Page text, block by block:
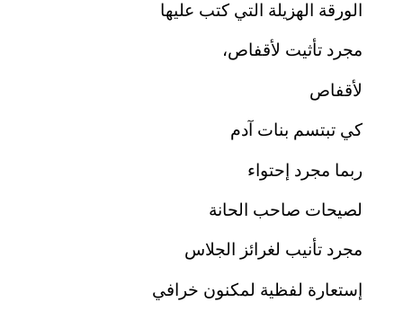
الورقة الهزيلة التي كتب عليها
مجرد تأثيت لأقفاص،
لأقفاص
كي تبتسم بنات آدم
ربما مجرد إحتواء
لصيحات صاحب الحانة
مجرد تأنيب لغرائز الجلاس
إستعارة لفظية لمكنون خرافي